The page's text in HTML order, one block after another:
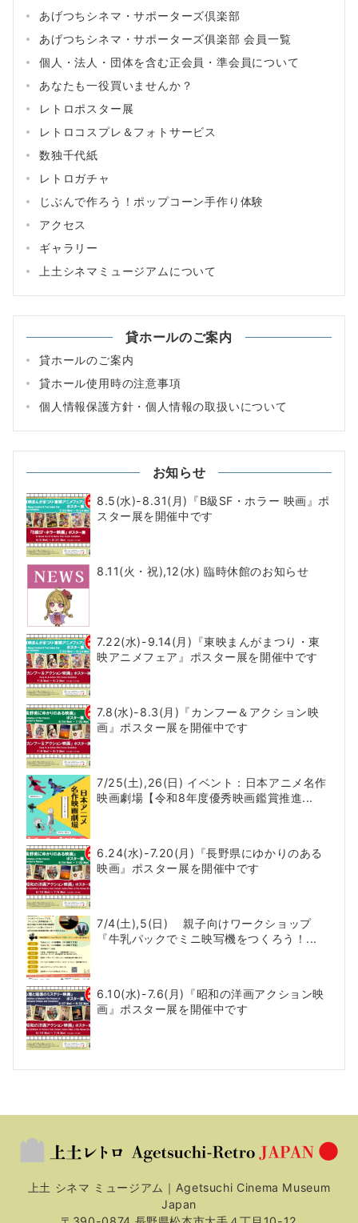
あげつちシネマ・サポーターズ倶楽部
あげつちシネマ・サポーターズ俱楽部 会員一覧
個人・法人・団体を含む正会員・準会員について
あなたも一役買いませんか？
レトロポスター展
レトロコスプレ＆フォトサービス
数独千代紙
レトロガチャ
じぶんで作ろう！ポップコーン手作り体験
アクセス
ギャラリー
上土シネマミュージアムについて
貸ホールのご案内
貸ホールのご案内
貸ホール使用時の注意事項
個人情報保護方針・個人情報の取扱いについて
お知らせ
8.5(水)-8.31(月)『B級SF・ホラー 映画』ポ
スター展を開催中です
8.11(火・祝),12(水) 臨時休館のお知らせ
7.22(水)-9.14(月)『東映まんがまつり・東
映アニメフェア』ポスター展を開催中です
7.8(水)-8.3(月)『カンフー＆アクション映
画』ポスター展を開催中です
7/25(土),26(日) イベント：日本アニメ名作
映画劇場【令和8年度優秀映画鑑賞推進...
6.24(水)-7.20(月)『長野県にゆかりのある
映画』ポスター展を開催中です
7/4(土),5(日) 親子向けワークショップ
『牛乳パックでミニ映写機をつくろう！...
6.10(水)-7.6(月)『昭和の洋画アクション映
画』ポスター展を開催中です
上土 シネマ ミュージアム｜Agetsuchi Cinema Museum
Japan